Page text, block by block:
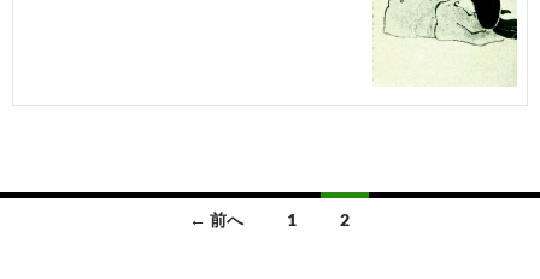
← 前へ 1 2